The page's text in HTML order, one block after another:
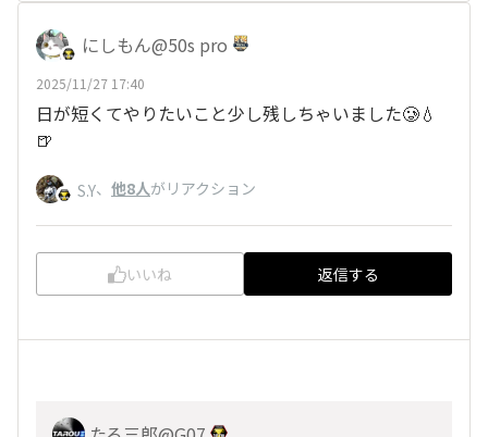
にしもん@50s pro
2025/11/27 17:40
日が短くてやりたいこと少し残しちゃいました🥲💧
🍺
S.Y、 他8人がリアクション
いいね 返信する